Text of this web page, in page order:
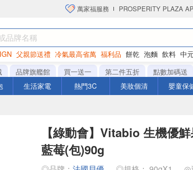
萬家福服務 PROSPERITY PLAZA
父親節送禮 冷氣最高省萬 福利品 餅乾 泡麵 飲料 中
衛生紙
品牌旗艦館 買一送一 第二件五折 點數加碼送
生活家電 熱門3C 美妝個清 嬰童保
【綠動會】Vitabio 生機優鮮
藍莓(包)90g